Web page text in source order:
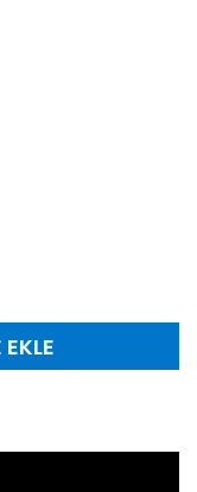
EKLE